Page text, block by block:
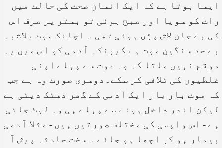
ایسا ہوتا ہے کہ ایک انسان صحت کی حالت میں
رات کو سویا اور صبح ہوئی تو بستر پر صرف اس
کی بے جان لاش پڑی ہوئی تھی ۔ اچانک موت بلاشبہ
بے حد سنگین موت ہے کیونکہ آدمی کو اس میں یہ
موقع نہیں ملتا کہ وہ موت سے پہلے اپنی
غلطیوں کی تلافی کر سکے۔دوسری صورت وہ ہے جب
کہ موت بار بار ایک آدمی کے گھر دستک دیتی ہے
لیکن اندر داخل ہونے سے پہلے ہی وہ لوٹ جاتی
ہے - اس واپسی کی مختلف صورتیں ہیں - مثلا آدمی
بیمار ہو کر اچھا ہو جائے ۔ سخت حادثہ پیش آ